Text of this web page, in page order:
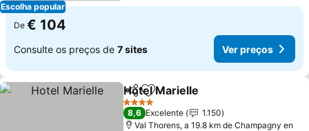
Escolha popular
De € 104
Consulte os preços de 7 sites Ver preços
PartilharAdicionar aos favoritos
Hotel Marielle
4 Estrelas
8,6 Excelente
1.150
Val Thorens, a 19.8 km de Champagny en